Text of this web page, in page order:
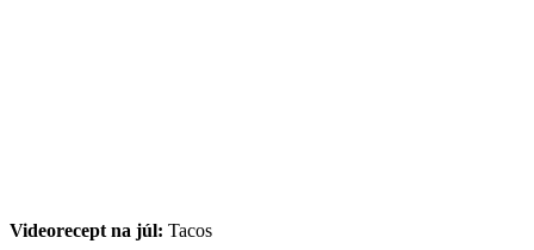
Videorecept na júl: Tacos